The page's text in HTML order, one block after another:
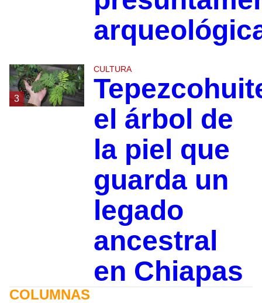
3
CULTURA
el árbol de
la piel que
guarda un
legado
ancestral
en Chiapas
COLUMNAS